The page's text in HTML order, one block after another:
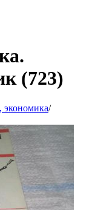
(723)
экономика/